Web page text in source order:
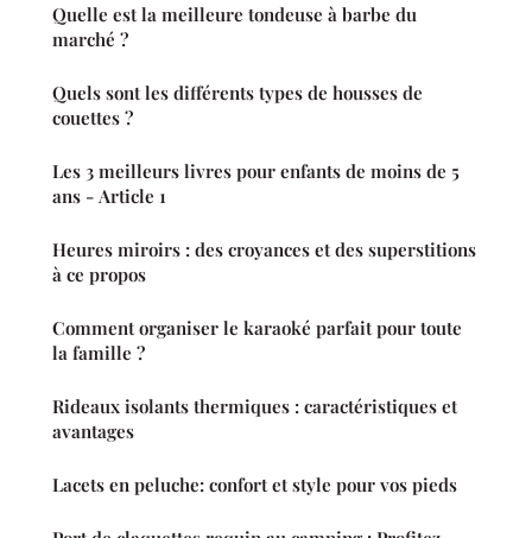
Quelle est la meilleure tondeuse à barbe du
marché ?
Quels sont les différents types de housses de
couettes ?
Les 3 meilleurs livres pour enfants de moins de 5
ans - Article 1
Heures miroirs : des croyances et des superstitions
à ce propos
Comment organiser le karaoké parfait pour toute
la famille ?
Rideaux isolants thermiques : caractéristiques et
avantages
Lacets en peluche: confort et style pour vos pieds